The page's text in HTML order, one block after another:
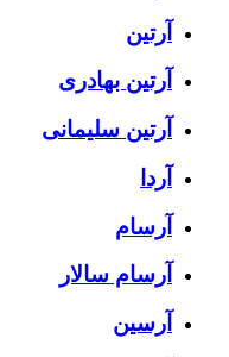
آرتین
آرتین بهادری
آرتین سلیمانی
آردا
آرسام
آرسام سالار
آرسین